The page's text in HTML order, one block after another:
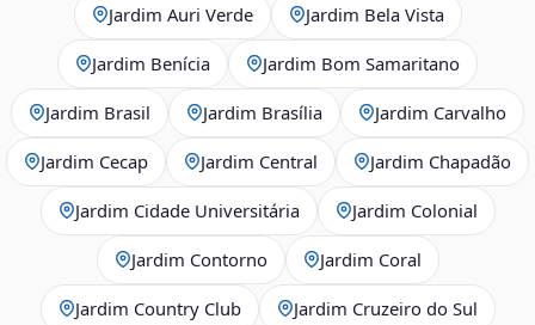
Jardim Auri Verde Jardim Bela Vista
Jardim Benícia Jardim Bom Samaritano
Jardim Brasil Jardim Brasília Jardim Carvalho
Jardim Cecap Jardim Central Jardim Chapadão
Jardim Cidade Universitária Jardim Colonial
Jardim Contorno Jardim Coral
Jardim Country Club Jardim Cruzeiro do Sul